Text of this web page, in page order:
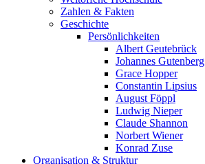
Zahlen & Fakten
Geschichte
Persönlichkeiten
Albert Geutebrück
Johannes Gutenberg
Grace Hopper
Constantin Lipsius
August Föppl
Ludwig Nieper
Claude Shannon
Norbert Wiener
Konrad Zuse
Organisation & Struktur